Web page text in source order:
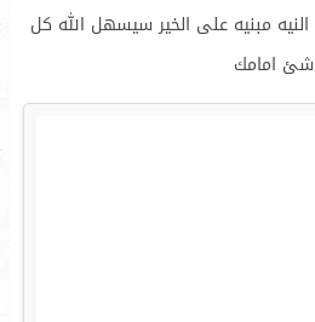
مبنيه على الخير سيسهل الله كل
شئ امامك